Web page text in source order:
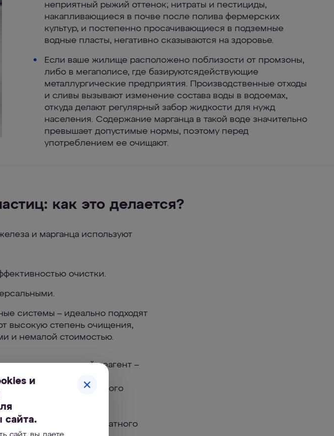
неприятный рыжий оттенок; нитраты и пестициды,
накапливающиеся в почве после полива фермерских
культур, и постепенно просачивающиеся в подземные
водные пласты, негативно сказываются на здоровье.
Если ваше жилище расположено поблизости от промзоны,
либо в мегаполисе, где базируютсядействующие
металлургические предприятия. Производственные отходы
и сливы вызывают изменение состава воды в водоемах,
откуда делают регулярный забор жидкости для нужд
населения. Содержание марганца в такой воде значительно
превышает допустимые нормы, поэтому перед
употреблением ее очищают.
как это делается?
и марганца используют
очистки.
системы – идеально подходят
высокую степень очищения,
и немалой стоимостью.
специальный реагент –
Состав подбирается
органолептического
помощи аэрации и обратного
и
сайта.